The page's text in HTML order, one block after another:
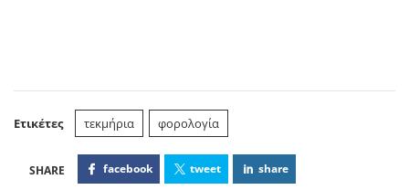
Ετικέτες τεκμήρια φορολογία
facebook tweet share